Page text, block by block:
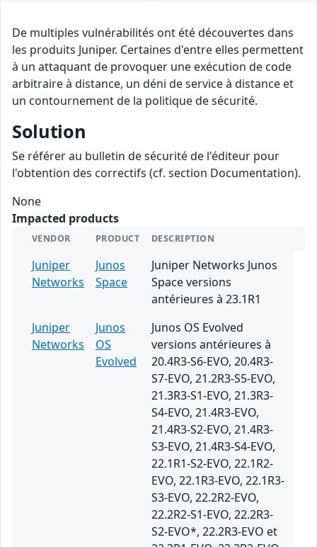
De multiples vulnérabilités ont été découvertes dans
les produits Juniper. Certaines d'entre elles permettent
à un attaquant de provoquer une exécution de code
arbitraire à distance, un déni de service à distance et
un contournement de la politique de sécurité.
Solution
Se référer au bulletin de sécurité de l'éditeur pour
l'obtention des correctifs (cf. section Documentation).
None
Impacted products
VENDOR PRODUCT DESCRIPTION
Juniper
Networks
Junos
Space
Juniper Networks Junos
Space versions
antérieures à 23.1R1
Juniper
Networks
Junos
OS
Evolved
Junos OS Evolved
versions antérieures à
20.4R3-S6-EVO, 20.4R3-
S7-EVO, 21.2R3-S5-EVO,
21.3R3-S1-EVO, 21.3R3-
S4-EVO, 21.4R3-EVO,
21.4R3-S2-EVO, 21.4R3-
S3-EVO, 21.4R3-S4-EVO,
22.1R1-S2-EVO, 22.1R2-
EVO, 22.1R3-EVO, 22.1R3-
S3-EVO, 22.2R2-EVO,
22.2R2-S1-EVO, 22.2R3-
S2-EVO*, 22.2R3-EVO et